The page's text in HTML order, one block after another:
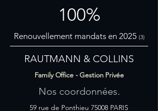
100%
Renouvellement mandats en 2025 (3)
RAUTMANN & COLLINS
Family Office - Gestion Privée
Nos coordonnées.
59 rue de Ponthieu 75008 PARIS